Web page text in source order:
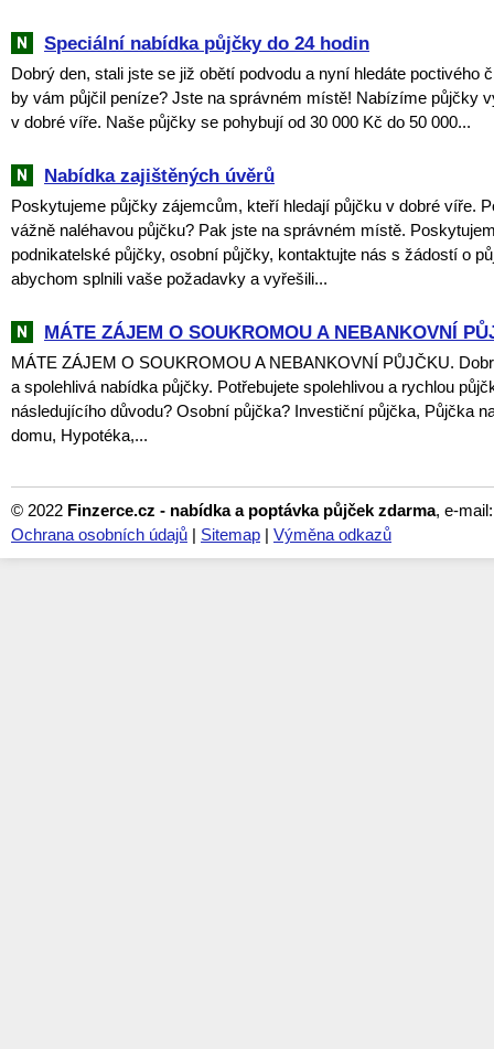
Speciální nabídka půjčky do 24 hodin
Dobrý den, stali jste se již obětí podvodu a nyní hledáte poctivého
by vám půjčil peníze? Jste na správném místě! Nabízíme půjčky
v dobré víře. Naše půjčky se pohybují od 30 000 Kč do 50 000...
Nabídka zajištěných úvěrů
Poskytujeme půjčky zájemcům, kteří hledají půjčku v dobré víře.
vážně naléhavou půjčku? Pak jste na správném místě.
podnikatelské půjčky, osobní půjčky, kontaktujte nás s žádostí o
abychom splnili vaše požadavky a vyřešili...
MÁTE ZÁJEM O SOUKROMOU A NEBANKOVNÍ
MÁTE ZÁJEM O SOUKROMOU A NEBANKOVNÍ PŮJČKU.
a spolehlivá nabídka půjčky. Potřebujete spolehlivou a rychlou
následujícího důvodu? Osobní půjčka? Investiční půjčka, Půjčka
domu, Hypotéka,...
© 2022 Finzerce.cz - nabídka a poptávka půjček zdarma, e-
Ochrana osobních údajů | Sitemap | Výměna odkazů